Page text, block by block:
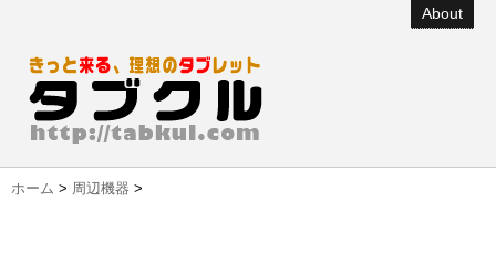
About
ホーム > 周辺機器 >